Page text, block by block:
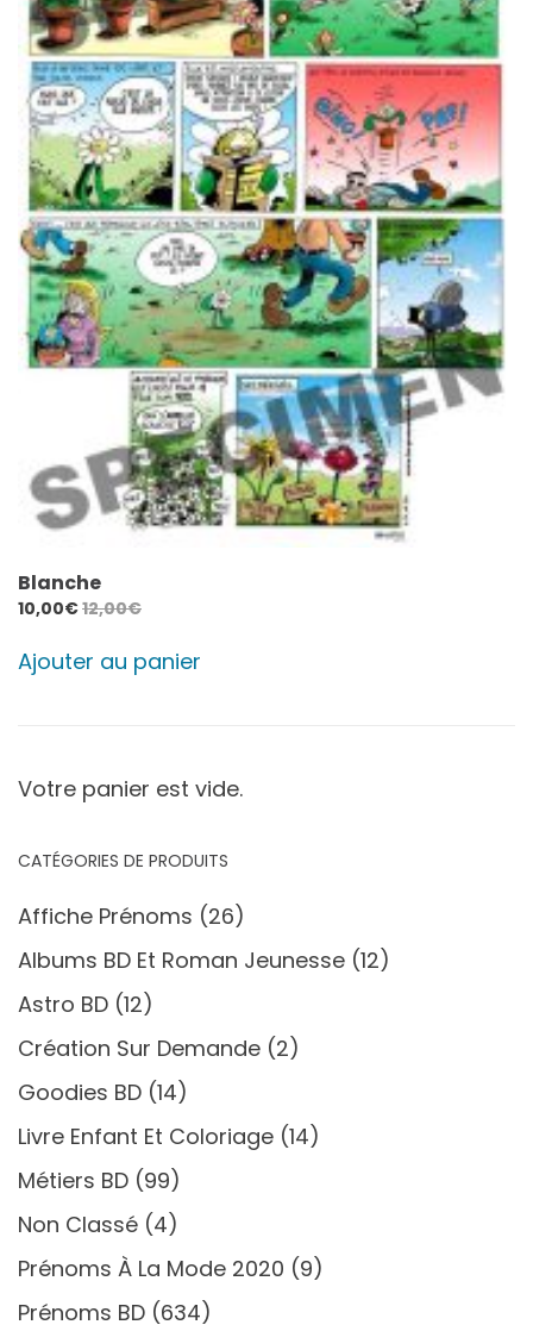
Blanche
10,00€12,00€
Ajouter au panier
Votre panier est vide.
CATÉGORIES DE PRODUITS
Affiche Prénoms (26)
Albums BD Et Roman Jeunesse (12)
Astro BD (12)
Création Sur Demande (2)
Goodies BD (14)
Livre Enfant Et Coloriage (14)
Métiers BD (99)
Non Classé (4)
Prénoms À La Mode 2020 (9)
Prénoms BD (634)